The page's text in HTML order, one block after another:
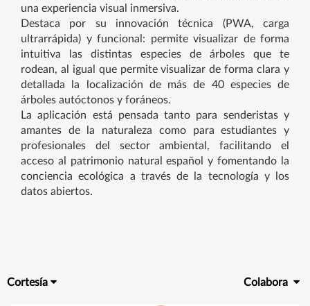
una experiencia visual inmersiva.
Destaca por su innovación técnica (PWA, carga
ultrarrápida) y funcional: permite visualizar de forma
intuitiva las distintas especies de árboles que te
rodean, al igual que permite visualizar de forma clara y
detallada la localización de más de 40 especies de
árboles autóctonos y foráneos.
La aplicación está pensada tanto para senderistas y
amantes de la naturaleza como para estudiantes y
profesionales del sector ambiental, facilitando el
acceso al patrimonio natural español y fomentando la
conciencia ecológica a través de la tecnología y los
datos abiertos.
Cortesía Colabora